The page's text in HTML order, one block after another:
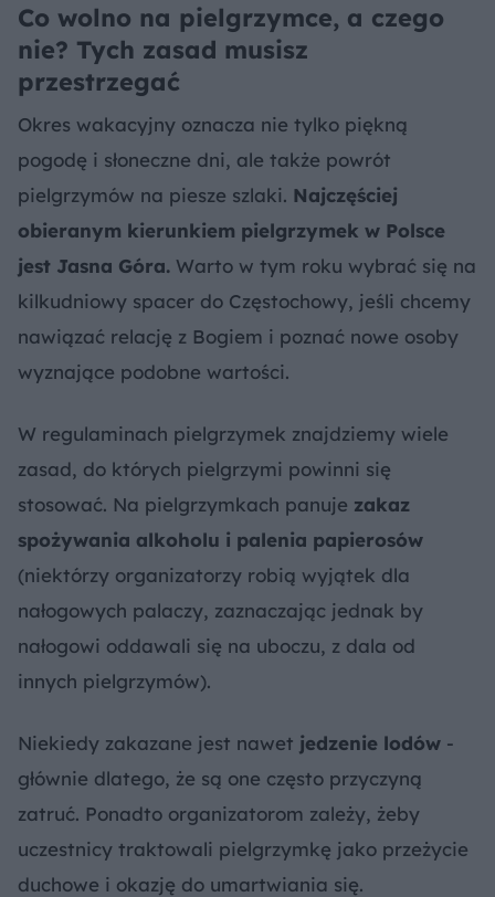
Co wolno na pielgrzymce, a czego
nie? Tych zasad musisz
przestrzegać
Okres wakacyjny oznacza nie tylko piękną
pogodę i słoneczne dni, ale także powrót
pielgrzymów na piesze szlaki. Najczęściej
obieranym kierunkiem pielgrzymek w Polsce
jest Jasna Góra. Warto w tym roku wybrać się na
kilkudniowy spacer do Częstochowy, jeśli chcemy
nawiązać relację z Bogiem i poznać nowe osoby
wyznające podobne wartości.
W regulaminach pielgrzymek znajdziemy wiele
zasad, do których pielgrzymi powinni się
stosować. Na pielgrzymkach panuje zakaz
spożywania alkoholu i palenia papierosów
(niektórzy organizatorzy robią wyjątek dla
nałogowych palaczy, zaznaczając jednak by
nałogowi oddawali się na uboczu, z dala od
innych pielgrzymów).
Niekiedy zakazane jest nawet jedzenie lodów -
głównie dlatego, że są one często przyczyną
zatruć. Ponadto organizatorom zależy, żeby
uczestnicy traktowali pielgrzymkę jako przeżycie
duchowe i okazję do umartwiania się.